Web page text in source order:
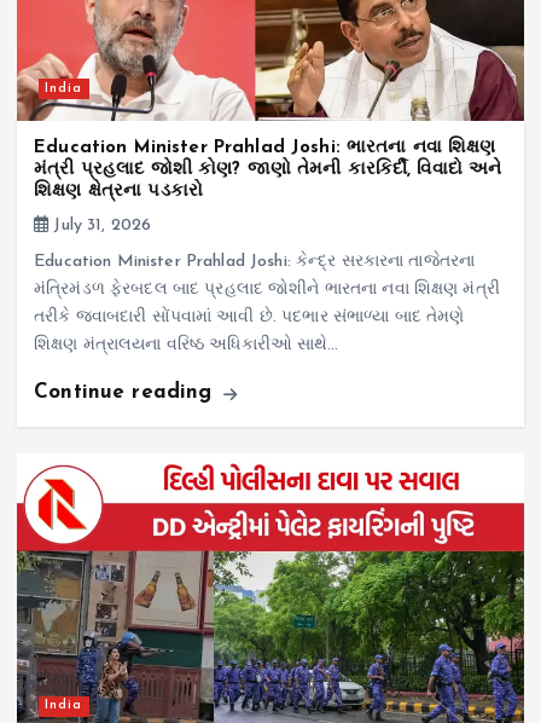
India
Education Minister Prahlad Joshi: ભારતના નવા શિક્ષણ
મંત્રી પ્રહલાદ જોશી કોણ? જાણો તેમની કારકિર્દી, વિવાદો અને
શિક્ષણ ક્ષેત્રના પડકારો
July 31, 2026
Education Minister Prahlad Joshi: કેન્દ્ર સરકારના તાજેતરના
મંત્રિમંડળ ફેરબદલ બાદ પ્રહલાદ જોશીને ભારતના નવા શિક્ષણ મંત્રી
તરીકે જવાબદારી સોંપવામાં આવી છે. પદભાર સંભાળ્યા બાદ તેમણે
શિક્ષણ મંત્રાલયના વરિષ્ઠ અધિકારીઓ સાથે…
Continue reading
India